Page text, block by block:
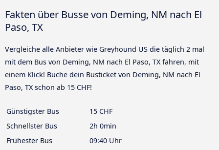
Fakten über Busse von Deming, NM nach El
Paso, TX
Vergleiche alle Anbieter wie Greyhound US die täglich 2 mal
mit dem Bus von Deming, NM nach El Paso, TX fahren, mit
einem Klick! Buche dein Busticket von Deming, NM nach El
Paso, TX schon ab 15 CHF!
Günstigster Bus
15 CHF
Schnellster Bus
2h 0min
Frühester Bus
09:40 Uhr